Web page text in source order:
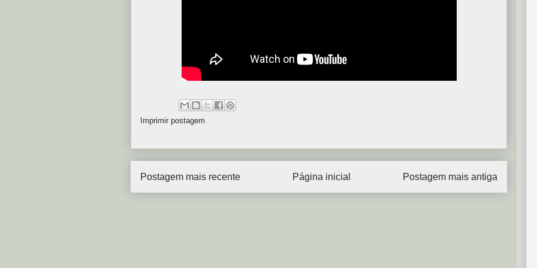
Imprimir postagem
Postagem mais recente Postagem mais antiga
Página inicial